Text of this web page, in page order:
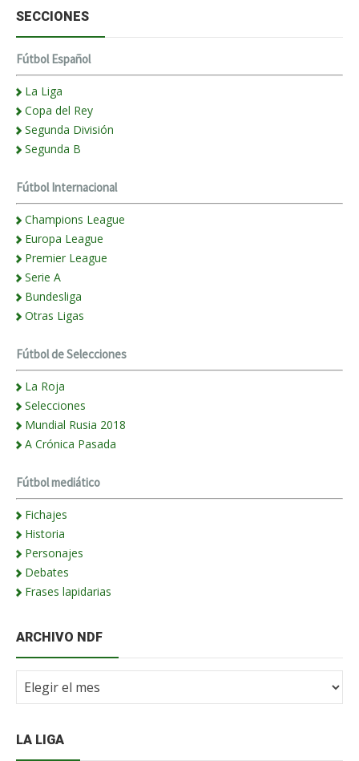
SECCIONES
Fútbol Español
La Liga
Copa del Rey
Segunda División
Segunda B
Fútbol Internacional
Champions League
Europa League
Premier League
Serie A
Bundesliga
Otras Ligas
Fútbol de Selecciones
La Roja
Selecciones
Mundial Rusia 2018
A Crónica Pasada
Fútbol mediático
Fichajes
Historia
Personajes
Debates
Frases lapidarias
ARCHIVO NDF
Archivo
LA LIGA